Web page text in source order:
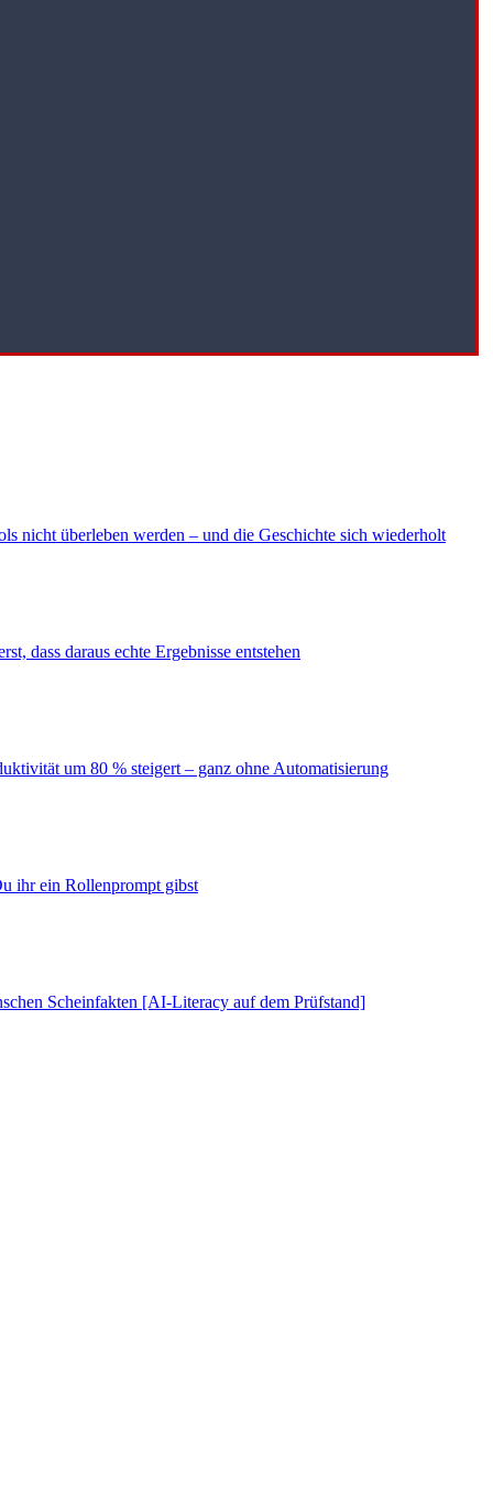
nicht überleben werden – und die Geschichte sich wiederholt
dass daraus echte Ergebnisse entstehen
um 80 % steigert – ganz ohne Automatisierung
ihr ein Rollenprompt gibst
Scheinfakten [AI-Literacy auf dem Prüfstand]